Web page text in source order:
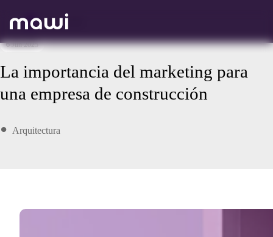
Volver atrás
6 Jun 2025
La importancia del marketing para
una empresa de construcción
Arquitectura